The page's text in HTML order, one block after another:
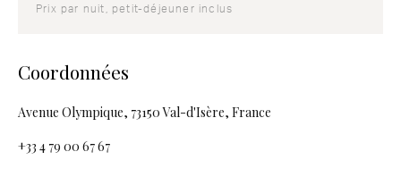
Prix par nuit, petit-déjeuner inclus
Coordonnées
Avenue Olympique, 73150 Val-d'Isère, France
+33 4 79 00 67 67